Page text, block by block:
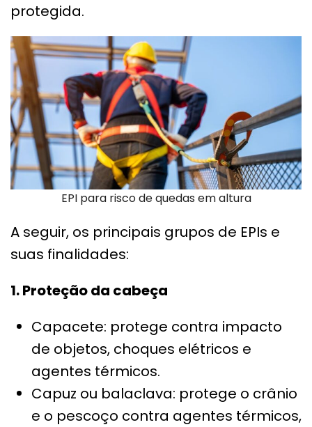
protegida.
EPI para risco de quedas em altura
A seguir, os principais grupos de EPIs e
suas finalidades:
1. Proteção da cabeça
Capacete: protege contra impacto
de objetos, choques elétricos e
agentes térmicos.
Capuz ou balaclava: protege o crânio
e o pescoço contra agentes térmicos,